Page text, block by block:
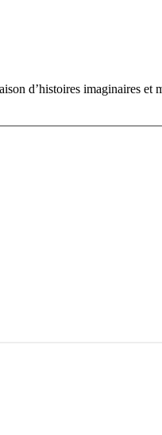
d’histoires imaginaires et